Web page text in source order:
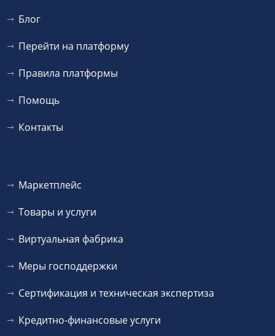
Блог
Перейти на платформу
Правила платформы
Помощь
Контакты
Маркетплейс
Товары и услуги
Виртуальная фабрика
Меры господдержки
Сертификация и техническая экспертиза
Кредитно-финансовые услуги